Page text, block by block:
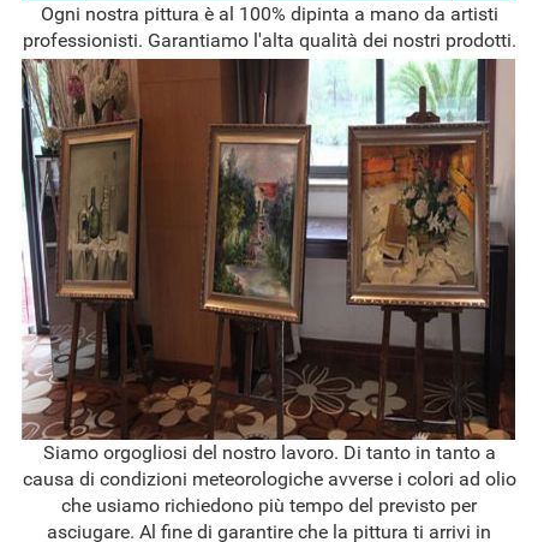
Ogni nostra pittura è al 100% dipinta a mano da artisti
professionisti. Garantiamo l'alta qualità dei nostri prodotti.
Siamo orgogliosi del nostro lavoro. Di tanto in tanto a
causa di condizioni meteorologiche avverse i colori ad olio
che usiamo richiedono più tempo del previsto per
asciugare. Al fine di garantire che la pittura ti arrivi in